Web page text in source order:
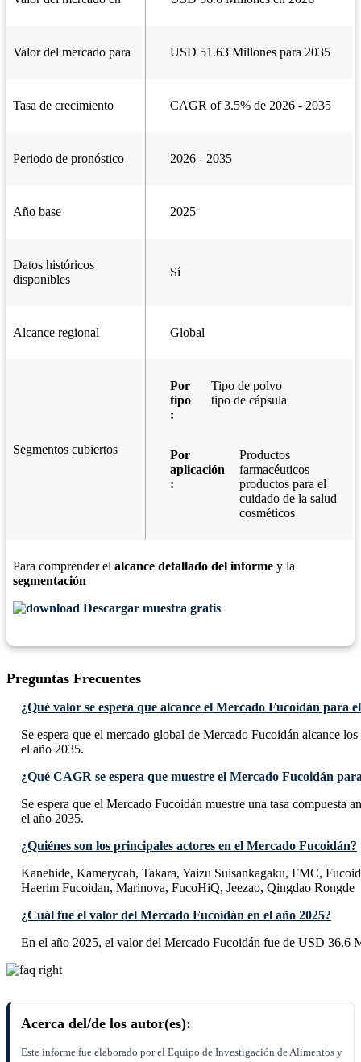
Valor del mercado para USD 51.63 Millones para 2035
Tasa de crecimiento CAGR of 3.5% de 2026 - 2035
Periodo de pronóstico 2026 - 2035
Año base 2025
Datos históricos
disponibles
Sí
Alcance regional Global
Segmentos cubiertos
Por
tipo
:
Tipo de polvo
tipo de cápsula
Por
aplicación
:
Productos
farmacéuticos
productos para el
cuidado de la salud
cosméticos
Para comprender el alcance detallado del informe y la
segmentación
Descargar muestra gratis
Preguntas Frecuentes
¿Qué valor se espera que alcance el Mercado Fucoidán para
Se espera que el mercado global de Mercado Fucoidán alcance
el año 2035.
¿Qué CAGR se espera que muestre el Mercado Fucoidán
Se espera que el Mercado Fucoidán muestre una tasa compuesta
el año 2035.
¿Quiénes son los principales actores en el Mercado Fucoidán?
Kanehide, Kamerycah, Takara, Yaizu Suisankagaku, FMC,
Haerim Fucoidan, Marinova, FucoHiQ, Jeezao, Qingdao Rongde
¿Cuál fue el valor del Mercado Fucoidán en el año 2025?
En el año 2025, el valor del Mercado Fucoidán fue de USD 36.6
Acerca del/de los autor(es):
Este informe fue elaborado por el Equipo de Investigación de Alimentos y